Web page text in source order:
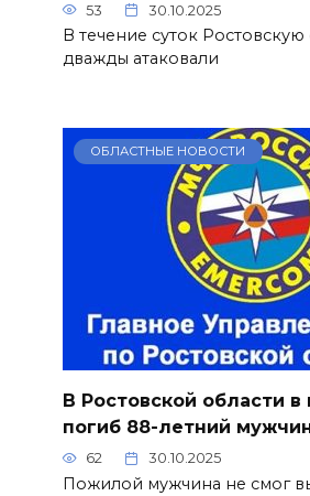
53 30.10.2025
В течение суток Ростовскую
дважды атаковали
ОБЛАСТНЫЕ НОВОСТИ
В Ростовской области в
погиб 88-летний
62 30.10.2025
Пожилой мужчина не смог